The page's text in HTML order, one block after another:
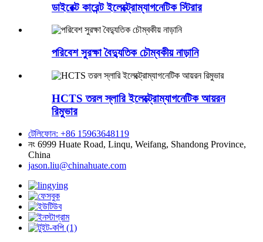
ডাইরেক্ট কারেন্ট ইলেক্ট্রোম্যাগনেটিক স্টিরার
পরিবেশ সুরক্ষা বৈদ্যুতিক চৌম্বকীয় নাড়ানি
HCTS তরল স্লারি ইলেক্ট্রোম্যাগনেটিক আয়রন
রিমুভার
টেলিফোন: +86 15963648119
নং 6999 Huate Road, Linqu, Weifang, Shandong Province,
China
jason.liu@chinahuate.com